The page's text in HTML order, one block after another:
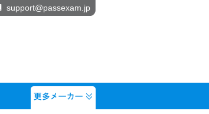
support@passexam.jp